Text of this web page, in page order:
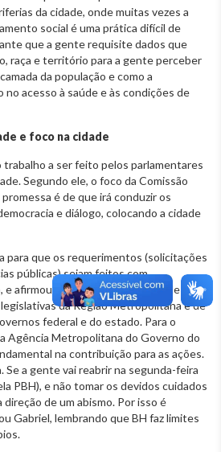
da cidade, onde muitas vezes a
social é uma prática difícil de
que a gente requisite dados que
raça e território para a gente perceber
da população e como a
acesso à saúde e às condições de
e foco na cidade
trabalho a ser feito pelos parlamentares
Segundo ele, o foco da Comissão
é de que irá conduzir os
e diálogo, colocando a cidade
para que os requerimentos (solicitações
públicas) sejam feitos com
e afirmou esperar a participação de
da Região Metropolitana e de
federal e do estado. Para o
Agência Metropolitana do Governo do
na contribuição para as ações.
Se a gente vai reabrir na segunda-feira
PBH), e não tomar os devidos cuidados
de um abismo. Por isso é
Gabriel, lembrando que BH faz limites